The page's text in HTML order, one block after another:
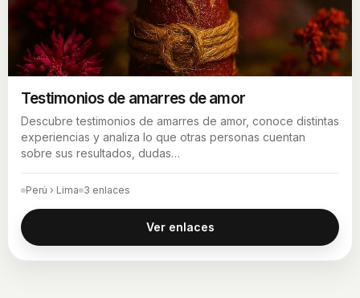
Testimonios de amarres de amor
Descubre testimonios de amarres de amor, conoce distintas
experiencias y analiza lo que otras personas cuentan
sobre sus resultados, dudas…
Perú › Lima 3 enlaces
Ver enlaces